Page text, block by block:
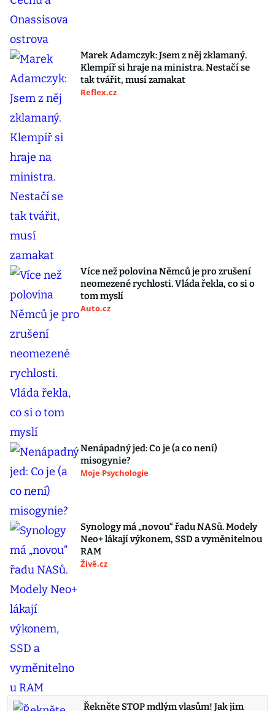
Marek Adamczyk: Jsem z něj zklamaný.
Klempíř si hraje na ministra. Nestačí se
tak tvářit, musí zamakat
Reflex.cz
Více než polovina Němců je pro zrušení
neomezené rychlosti. Vláda řekla, co si o
tom myslí
Auto.cz
Nenápadný jed: Co je (a co není)
misogynie?
Moje Psychologie
Synology má „novou“ řadu NASů. Modely
Neo+ lákají výkonem, SSD a vyměnitelnou
RAM
Živě.cz
Řekněte STOP mdlým vlasům! Jak jim